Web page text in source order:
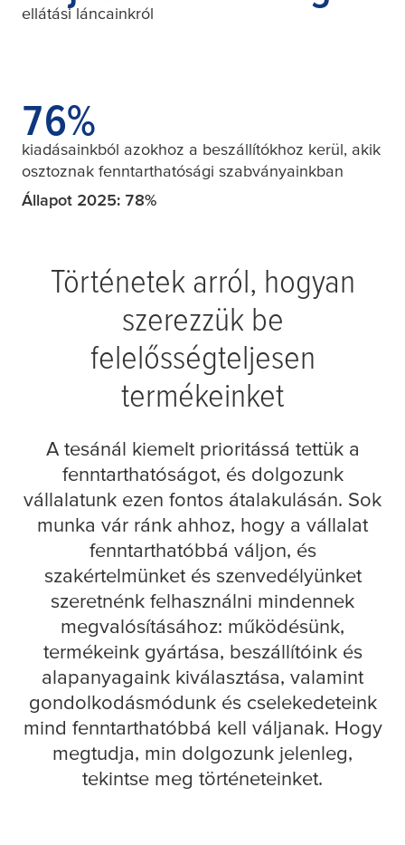
ellátási láncainkról
79
80%
kiadásainkból azokhoz a beszállítókhoz kerül, akik
osztoznak fenntarthatósági szabványainkban
Állapot 2025: 78%
Történetek arról, hogyan
szerezzük be
felelősségteljesen
termékeinket
A tesánál kiemelt prioritássá tettük a
fenntarthatóságot, és dolgozunk
vállalatunk ezen fontos átalakulásán. Sok
munka vár ránk ahhoz, hogy a vállalat
fenntarthatóbbá váljon, és
szakértelmünket és szenvedélyünket
szeretnénk felhasználni mindennek
megvalósításához: működésünk,
termékeink gyártása, beszállítóink és
alapanyagaink kiválasztása, valamint
gondolkodásmódunk és cselekedeteink
mind fenntarthatóbbá kell váljanak. Hogy
megtudja, min dolgozunk jelenleg,
tekintse meg történeteinket.